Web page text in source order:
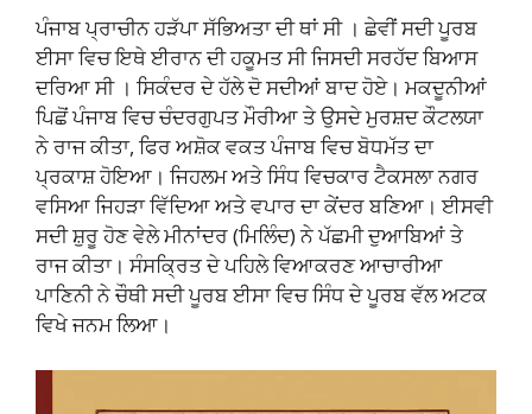
ਪੰਜਾਬ ਪ੍ਰਾਚੀਨ ਹੜੱਪਾ ਸੱਭਿਅਤਾ ਦੀ ਥਾਂ ਸੀ । ਛੇਵੀਂ ਸਦੀ ਪੂਰਬ
ਈਸਾ ਵਿਚ ਇਥੇ ਈਰਾਨ ਦੀ ਹਕੂਮਤ ਸੀ ਜਿਸਦੀ ਸਰਹੱਦ ਬਿਆਸ
ਦਰਿਆ ਸੀ । ਸਿਕੰਦਰ ਦੇ ਹੱਲੇ ਦੋ ਸਦੀਆਂ ਬਾਦ ਹੋਏ। ਮਕਦੂਨੀਆਂ
ਪਿਛੋਂ ਪੰਜਾਬ ਵਿਚ ਚੰਦਰਗੁਪਤ ਮੌਰੀਆ ਤੇ ਉਸਦੇ ਮੁਰਸ਼ਦ ਕੌਟਲਯਾ
ਨੇ ਰਾਜ ਕੀਤਾ, ਫਿਰ ਅਸ਼ੋਕ ਵਕਤ ਪੰਜਾਬ ਵਿਚ ਬੋਧਮੱਤ ਦਾ
ਪ੍ਰਕਾਸ਼ ਹੋਇਆ। ਜਿਹਲਮ ਅਤੇ ਸਿੰਧ ਵਿਚਕਾਰ ਟੈਕਸਲਾ ਨਗਰ
ਵਸਿਆ ਜਿਹੜਾ ਵਿੱਦਿਆ ਅਤੇ ਵਪਾਰ ਦਾ ਕੇਂਦਰ ਬਣਿਆ। ਈਸਵੀ
ਸਦੀ ਸ਼ੁਰੂ ਹੋਣ ਵੇਲੇ ਮੀਨਾਂਦਰ (ਮਿਲਿੰਦ) ਨੇ ਪੱਛਮੀ ਦੁਆਬਿਆਂ ਤੇ
ਰਾਜ ਕੀਤਾ। ਸੰਸਕ੍ਰਿਤ ਦੇ ਪਹਿਲੇ ਵਿਆਕਰਣ ਆਚਾਰੀਆ
ਪਾਣਿਨੀ ਨੇ ਚੌਥੀ ਸਦੀ ਪੂਰਬ ਈਸਾ ਵਿਚ ਸਿੰਧ ਦੇ ਪੂਰਬ ਵੱਲ ਅਟਕ
ਵਿਖੇ ਜਨਮ ਲਿਆ।